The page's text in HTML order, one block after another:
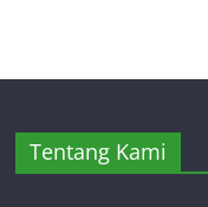
Tentang Kami